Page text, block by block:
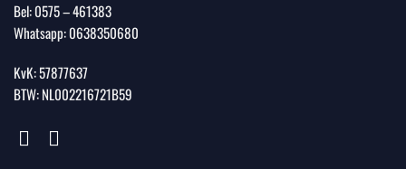
Bel:0575 – 461383
Whatsapp:0638350680
KvK: 57877637
BTW: NL002216721B59